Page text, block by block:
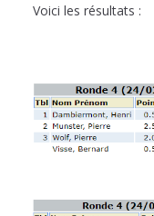
Voici les résultats :